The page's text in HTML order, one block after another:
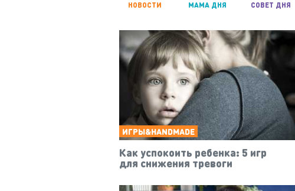
НОВОСТИ МАМА ДНЯ СОВЕТ ДНЯ
ИГРЫ&HANDMADE
Как успокоить ребенка: 5 игр
для снижения тревоги